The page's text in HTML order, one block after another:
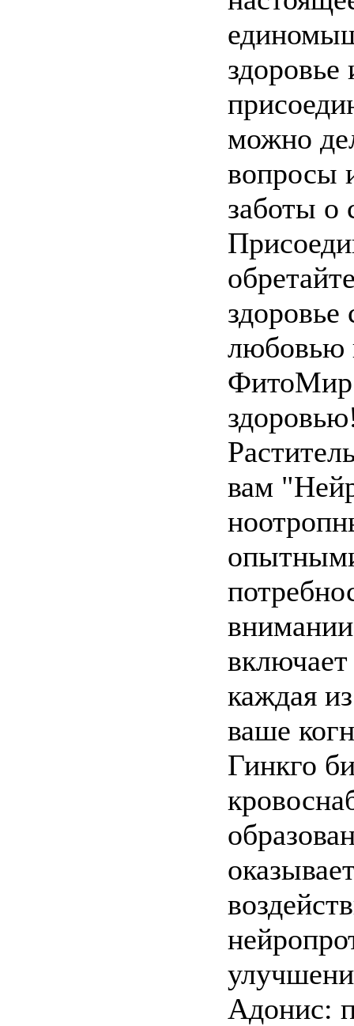
можно
вопросы
заботы о
любовью
ФитоМир
вам
включает
каждая
ваше
Гинкго
Адонис: